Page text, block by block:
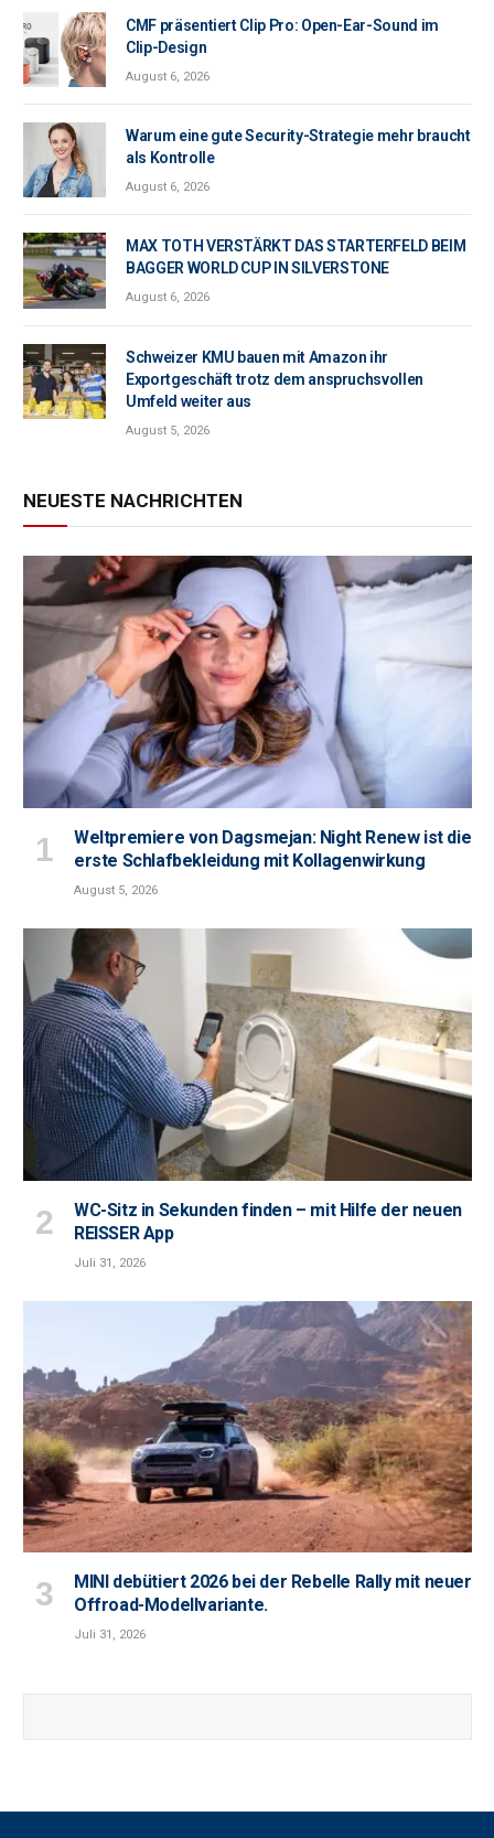
CMF präsentiert Clip Pro: Open-Ear-Sound im
Clip-Design
August 6, 2026
Warum eine gute Security-Strategie mehr braucht
als Kontrolle
August 6, 2026
MAX TOTH VERSTÄRKT DAS STARTERFELD BEIM
BAGGER WORLD CUP IN SILVERSTONE
August 6, 2026
Schweizer KMU bauen mit Amazon ihr
Exportgeschäft trotz dem anspruchsvollen
Umfeld weiter aus
August 5, 2026
NEUESTE NACHRICHTEN
Weltpremiere von Dagsmejan: Night Renew ist die
erste Schlafbekleidung mit Kollagenwirkung
August 5, 2026
WC-Sitz in Sekunden finden – mit Hilfe der neuen
REISSER App
Juli 31, 2026
MINI debütiert 2026 bei der Rebelle Rally mit neuer
Offroad-Modellvariante.
Juli 31, 2026